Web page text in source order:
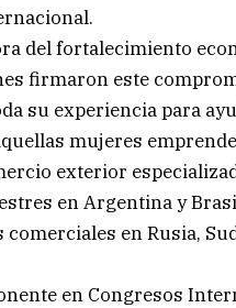
del fortalecimiento
firmaron este
su experiencia para
mujeres
exterior
en Argentina y
en Rusia,
en Congresos